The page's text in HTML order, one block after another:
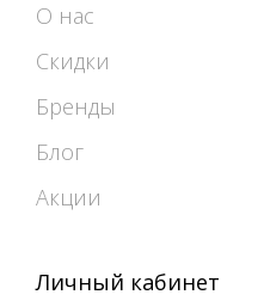
О нас
Скидки
Бренды
Блог
Акции
Личный кабинет